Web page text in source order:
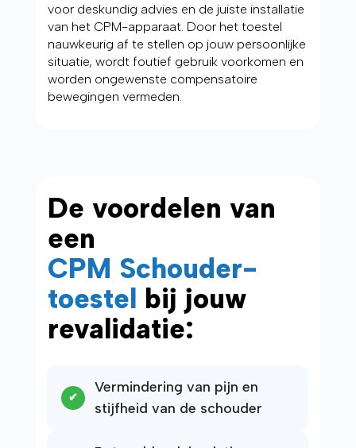
voor deskundig advies en de juiste installatie
van het CPM-apparaat. Door het toestel
nauwkeurig af te stellen op jouw persoonlijke
situatie, wordt foutief gebruik voorkomen en
worden ongewenste compensatoire
bewegingen vermeden.
De voordelen van
een
CPM Schouder-
toestel bij jouw
revalidatie:
Vermindering van pijn en
stijfheid van de schouder